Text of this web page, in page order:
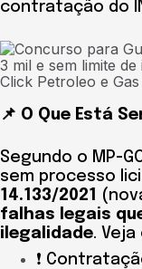
contratação do
📌 O Que Está
Segundo o MP-
sem processo
14.133/2021
falhas legais
ilegalidade.
❗